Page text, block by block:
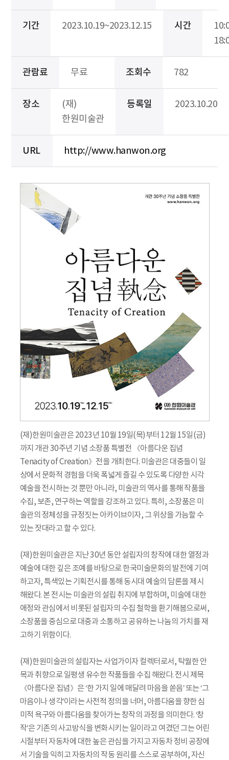
기간 2023.10.19~2023.12.15 시간
관람료 무료 조회수 782
장소
(재)
한원미술관
등록일 2023.10.20
URL http://www.hanwon.org
(재)한원미술관은 2023년 10월 19일(목)부터 12월 15일(금)
까지 개관 30주년 기념 소장품 특별전 《아름다운 집념
Tenacity of Creation》전을 개최한다. 미술관은 대중들이 일
상에서 문화적 경험을 더욱 폭넓게 즐길 수 있도록 다양한 시각
예술을 전시하는 것 뿐만 아니라, 미술관의 역사를 통해 작품을
수집, 보존, 연구하는 역할을 강조하고 있다. 특히, 소장품은 미
술관의 정체성을 규정짓는 아카이브이자, 그 위상을 가늠할 수
있는 잣대라고 할 수 있다.
(재)한원미술관은 지난 30년 동안 설립자의 창작에 대한 열정과
예술에 대한 깊은 조예를 바탕으로 한국미술문화의 발전에 기여
하고자, 특색있는 기획전시를 통해 동시대 예술의 담론을 제시
해왔다. 본 전시는 미술관의 설립 취지에 부합하며, 미술에 대한
애정와 관심에서 비롯된 설립자의 수집 철학을 환기해봄으로써,
소장품을 중심으로 대중과 소통하고 공유하는 나눔의 가치를 재
고하기 위함이다.
(재)한원미술관의 설립자는 사업가이자 컬렉터로서, 탁월한 안
목과 취향으로 일평생 유수한 작품들을 수집 해왔다. 전시 제목
《아름다운 집념》은 ‘한 가지 일에 매달려 마음을 쏟음’ 또는 ‘그
마음이나 생각’이라는 사전적 정의을 너머, 아름다움을 향한 심
미적 욕구와 아름다움을 찾아가는 창작의 과정을 의미한다. ‘창
작’은 기존의 사고방식을 변화시키는 일이라고 여겼던 그는 어린
시절부터 자동차에 대한 높은 관심을 가지고 자동차 정비 공장에
서 기술을 익히고 자동차의 작동 원리를 스스로 공부하여, 자신